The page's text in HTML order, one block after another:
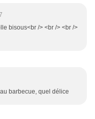
bisous<br /> <br /> <br />
barbecue, quel délice